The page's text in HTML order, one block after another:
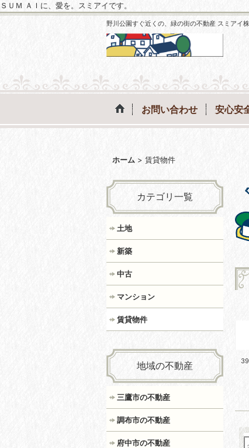
ＳＵＭ ＡＩに、愛を。スミアイです。
野川公園すぐ近くの、緑の街の不動産 スミアイ
お問い合わせ 安心安
ホーム > 賃貸物件
カテゴリ一覧
土地
新築
中古
マンション
賃貸物件
地域の不動産
三鷹市の不動産
調布市の不動産
府中市の不動産
39